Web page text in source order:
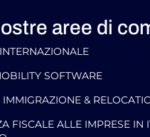
aree di
SOFTWARE​
&
FISCALE ALLE IMPRESE IN